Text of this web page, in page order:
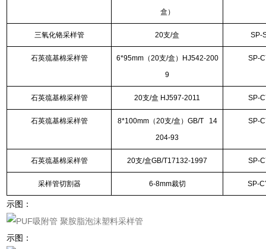
盒）
三氧化铬采样管 20支/盒 SP-
石英巯基棉采样管
6*95mm（20支/盒）HJ542-200
9
SP-
石英巯基棉采样管 20支/盒 HJ597-2011 SP-
石英巯基棉采样管
8*100mm（20支/盒）GB/T 14
204-93
SP-
石英巯基棉采样管 20支/盒GB/T17132-1997 SP-
采样管切割器 6-8mm裁切 SP-
示图：
示图：